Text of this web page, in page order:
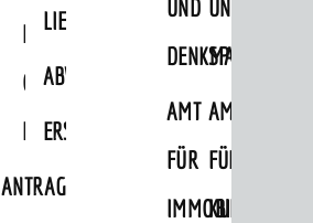
DES
OFFENEN
DENKMALS
LIEGENSCHAFTEN
ABWASSERBESEITIGUNG
ERSCHLIESSUNGSBEITRAG
ANTRAGSVERFAHREN
UND
DENKMALSCHUTZ
UND
SPORT
AMT
FÜR
AMT
FÜR
KULTUR,